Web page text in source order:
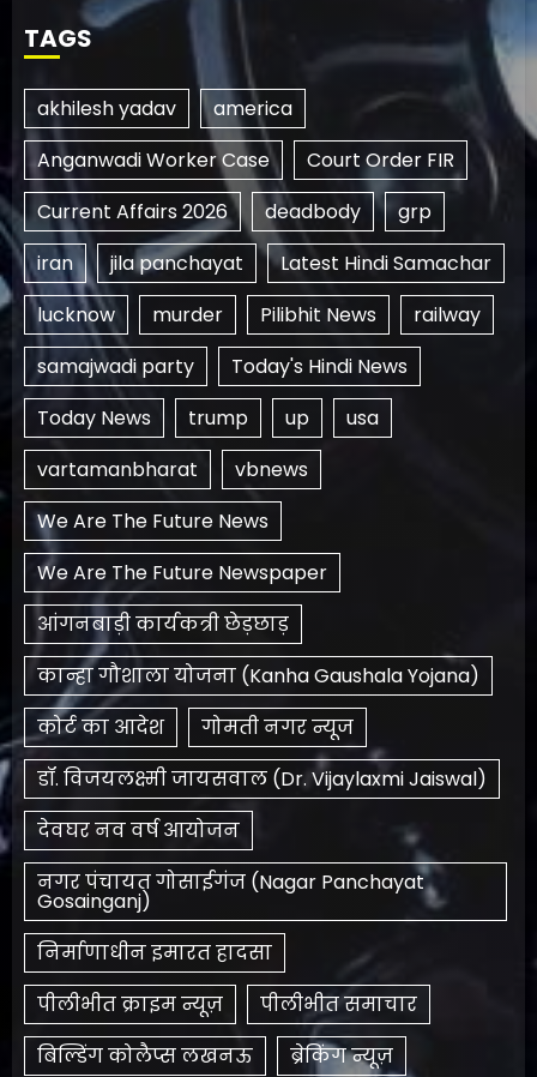
TAGS
akhilesh yadav
america
Anganwadi Worker Case
Court Order FIR
Current Affairs 2026
deadbody
grp
iran
jila panchayat
Latest Hindi Samachar
lucknow
murder Pilibhit News
railway
samajwadi party
Today's Hindi News
Today News
trump up
usa
vartamanbharat
vbnews
We Are The Future News
We Are The Future Newspaper
आंगनबाड़ी कार्यकत्री छेड़छाड़
कान्हा गौशाला योजना (Kanha Gaushala Yojana)
कोर्ट का आदेश
गोमती नगर न्यूज
डॉ. विजयलक्ष्मी जायसवाल (Dr. Vijaylaxmi Jaiswal)
देवघर नव वर्ष आयोजन
नगर पंचायत गोसाईगंज (Nagar Panchayat
Gosainganj)
निर्माणाधीन इमारत हादसा
पीलीभीत क्राइम न्यूज़
पीलीभीत समाचार
बिल्डिंग कोलैप्स लखनऊ
ब्रेकिंग न्यूज़